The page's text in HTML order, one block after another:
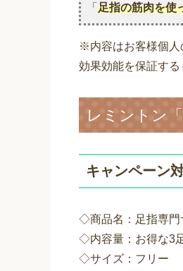
「 足指の筋肉を使
※内容はお客様個人
効果効能を保証する
レミントン
キャンペーン
◇商品名：足指専門
◇内容量：お得な3
◇サイズ：フリー